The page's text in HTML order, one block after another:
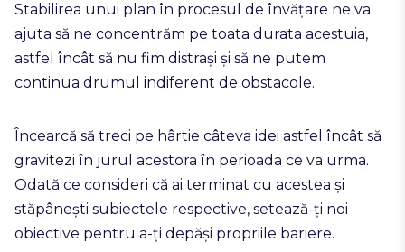
Stabilirea unui plan în procesul de învățare ne va
ajuta să ne concentrăm pe toata durata acestuia,
astfel încât să nu fim distrași și să ne putem
continua drumul indiferent de obstacole.
Încearcă să treci pe hârtie câteva idei astfel încât să
gravitezi în jurul acestora în perioada ce va urma.
Odată ce consideri că ai terminat cu acestea și
stăpânești subiectele respective, setează-ți noi
obiective pentru a-ți depăși propriile bariere.